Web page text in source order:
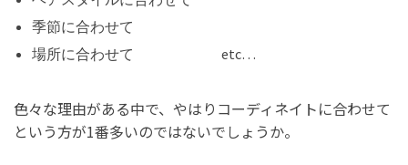
季節に合わせて
場所に合わせて etc…
色々な理由がある中で、やはりコーディネイトに合わせて
という方が1番多いのではないでしょうか。